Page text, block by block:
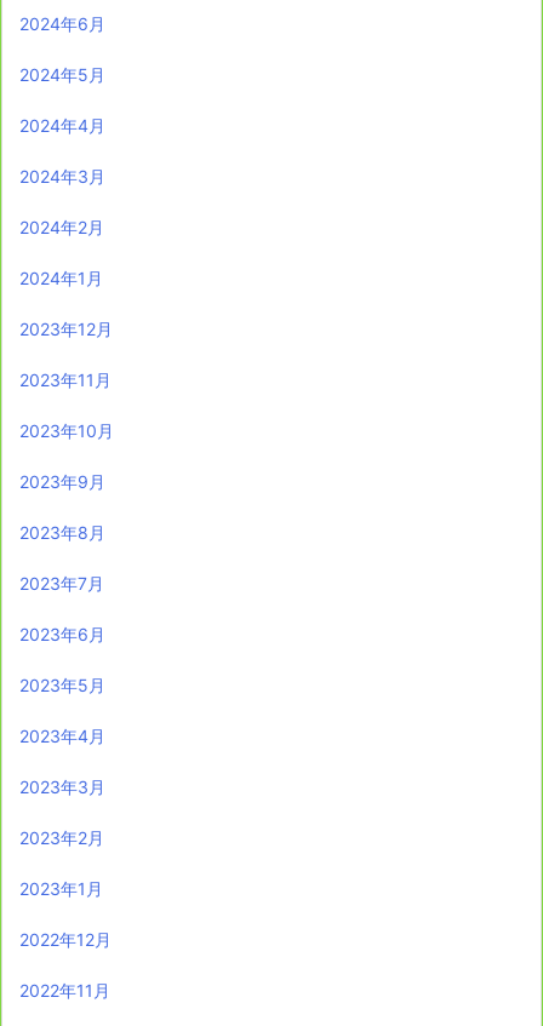
2024年6月
2024年5月
2024年4月
2024年3月
2024年2月
2024年1月
2023年12月
2023年11月
2023年10月
2023年9月
2023年8月
2023年7月
2023年6月
2023年5月
2023年4月
2023年3月
2023年2月
2023年1月
2022年12月
2022年11月